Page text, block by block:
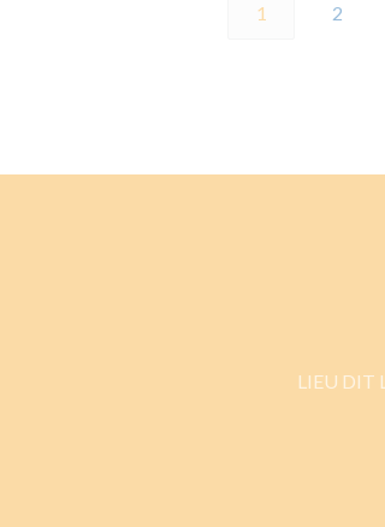
1 2
LIEU DIT